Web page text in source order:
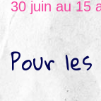
30 juin au 15
Pour